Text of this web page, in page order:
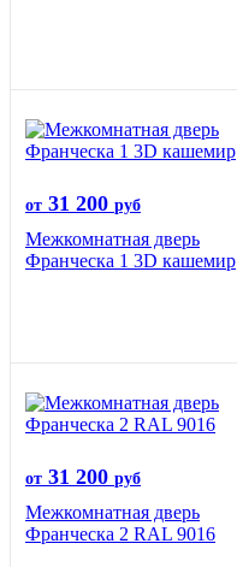
от 31 200 руб
Межкомнатная дверь
Франческа 1 3D кашемир
от 31 200 руб
Межкомнатная дверь
Франческа 2 RAL 9016